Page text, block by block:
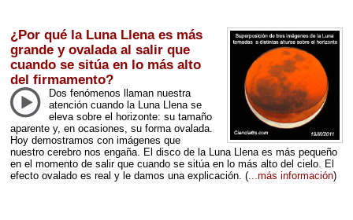
¿Por qué la Luna Llena es más
grande y ovalada al salir que
cuando se sitúa en lo más alto
del firmamento?
Dos fenómenos llaman nuestra
atención cuando la Luna Llena se
eleva sobre el horizonte: su tamaño
aparente y, en ocasiones, su forma ovalada.
Hoy demostramos con imágenes que
nuestro cerebro nos engaña. El disco de la Luna Llena es más pequeño
en el momento de salir que cuando se sitúa en lo más alto del cielo. El
efecto ovalado es real y le damos una explicación. (...más información)